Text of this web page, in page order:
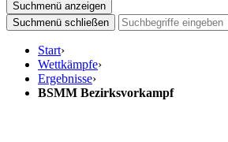
Suchmenü anzeigen
Suchmenü schließen
Start›
Wettkämpfe›
Ergebnisse›
BSMM Bezirksvorkampf